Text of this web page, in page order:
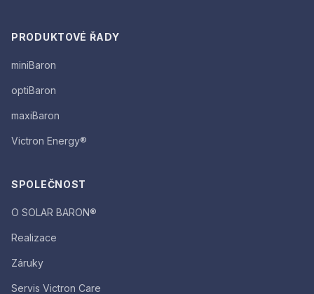
PRODUKTOVÉ ŘADY
miniBaron
optiBaron
maxiBaron
Victron Energy®
SPOLEČNOST
O SOLAR BARON®
Realizace
Záruky
Servis Victron Care